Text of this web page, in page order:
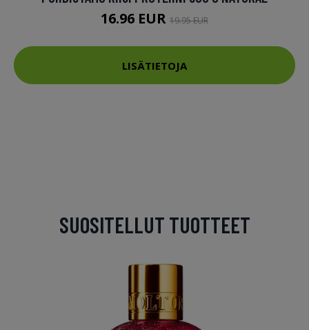
16.96 EUR 19.95 EUR
LISÄTIETOJA
SUOSITELLUT TUOTTEET